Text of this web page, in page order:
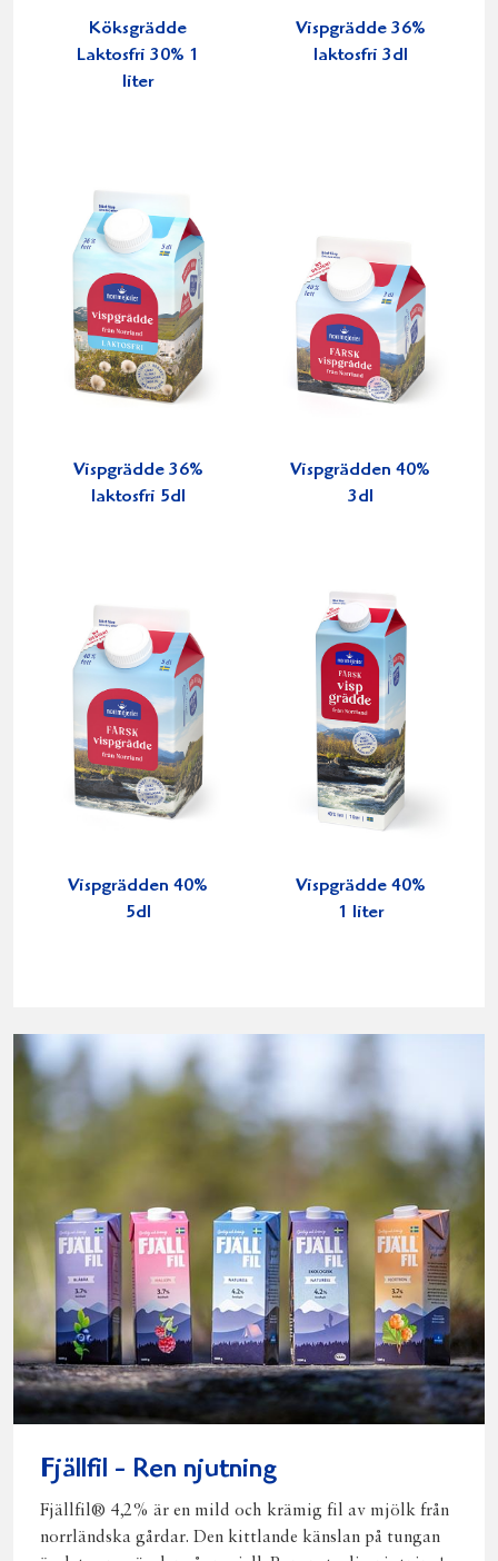
Köksgrädde
Laktosfri 30% 1
liter
Vispgrädde 36%
laktosfri 3dl
Vispgrädde 36%
laktosfri 5dl
Vispgrädden 40%
3dl
Vispgrädden 40%
5dl
Vispgrädde 40%
1 liter
Fjällfil - Ren njutning
Fjällfil® 4,2% är en mild och krämig fil av mjölk från
norrländska gårdar. Den kittlande känslan på tungan